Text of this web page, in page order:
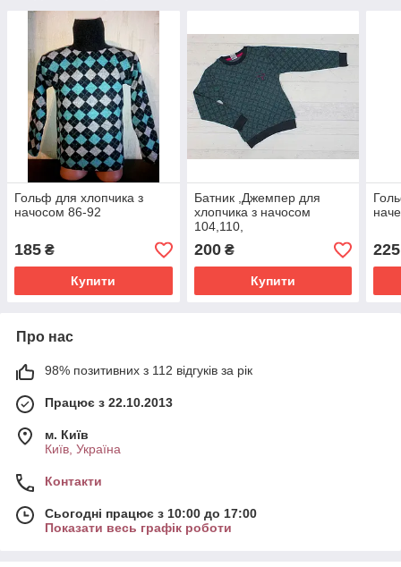
Гольф для хлопчика з
начосом 86-92
185 ₴
Купити
Батник ,Джемпер для
хлопчика з начосом
104,110,
200₴
Купити
225
Про нас
98% позитивних з 112 відгуків за рік
Працює з 22.10.2013
м. Київ
Київ, Україна
Контакти
Сьогодні працює з 10:00 до 17:00
Показати весь графік роботи